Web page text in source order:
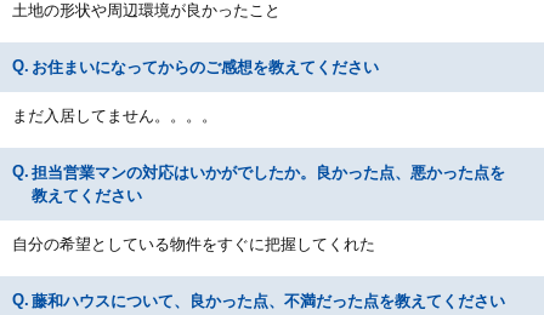
土地の形状や周辺環境が良かったこと
お住まいになってからのご感想を教えてください
まだ入居してません。。。。
担当営業マンの対応はいかがでしたか。良かった点、悪かった点を
教えてください
自分の希望としている物件をすぐに把握してくれた
藤和ハウスについて、良かった点、不満だった点を教えてください